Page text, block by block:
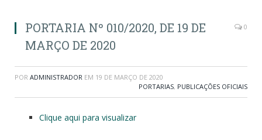
PORTARIA Nº 010/2020, DE 19 DE
MARÇO DE 2020
0
POR ADMINISTRADOR EM 19 DE MARÇO DE 2020
PORTARIAS, PUBLICAÇÕES OFICIAIS
Clique aqui para visualizar